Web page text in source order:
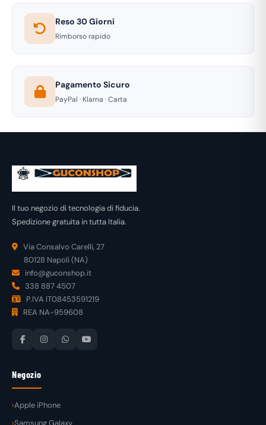
Reso 30 Giorni
Rimborso rapido
Pagamento Sicuro
PayPal · Klarna · Carta
Il tuo negozio di tecnologia di fiducia.
Spedizione gratuita in tutta Italia.
Via Consalvo Carelli, 27
80128 Napoli (NA)
info@guconshop.it
338 887 4507
P.IVA IT08453591219
REA NA-959608
Negozio
Apple iPhone
Samsung Galaxy